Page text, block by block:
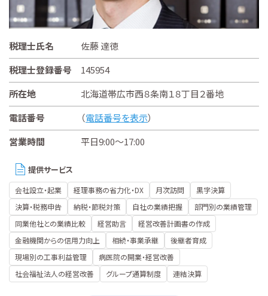
税理士氏名
佐藤 達徳
税理士登録番号
145954
所在地
北海道帯広市西８条南１８丁目２番地
電話番号
（電話番号を表示）
営業時間
平日9:00～17:00
提供サービス
会社設立・起業 経理事務の省力化・DX 月次訪問
黒字決算
決算・税務申告
納税・節税対策 自社の業績把握
部門別の業績管理
同業他社との業績比較
経営助言
経営改善計画書の作成
金融機関からの信用力向上
相続・事業承継
後継者育成
現場別の工事利益管理
病医院の開業・経営改善
社会福祉法人の経営改善
グループ通算制度 連結決算